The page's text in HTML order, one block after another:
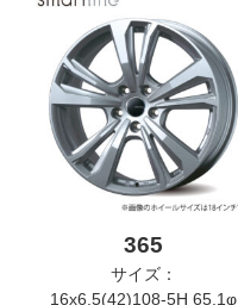
365
サイズ：
16x6.5(42)108-5H 65.1φ